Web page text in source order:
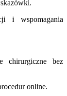
i wspomagania
chirurgiczne bez
online.